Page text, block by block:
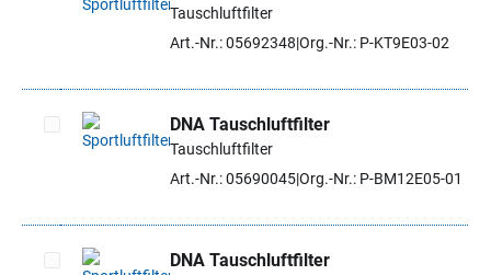
Artikel auswählen
Tauschluftfilter
Art.-Nr.: 05692348 Org.-Nr.: P-KT9E03-02
Artikel auswählen
DNA Tauschluftfilter
Tauschluftfilter
Art.-Nr.: 05690045Org.-Nr.: P-BM12E05-01
DNA Tauschluftfilter